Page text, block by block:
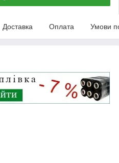
Доставка Оплата Умови